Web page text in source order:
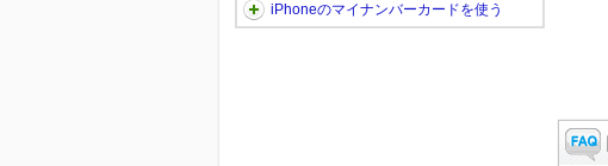
iPhoneのマイナンバーカードを使う